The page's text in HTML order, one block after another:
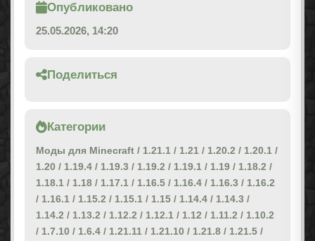
Опубликовано
25.05.2026, 14:20
Поделиться
Категории
Моды для Minecraft / 1.21.1 / 1.21 / 1.20.2 / 1.20.1 /
1.20 / 1.19.4 / 1.19.3 / 1.19.2 / 1.19.1 / 1.19 / 1.18.2 /
1.18.1 / 1.18 / 1.17.1 / 1.16.5 / 1.16.4 / 1.16.3 / 1.16.2
/ 1.16.1 / 1.15.2 / 1.15.1 / 1.15 / 1.14.4 / 1.14.3 /
1.14.2 / 1.13.2 / 1.12.2 / 1.12.1 / 1.12 / 1.11.2 / 1.10.2
/ 1.7.10 / 1.6.4 / 1.21.11 / 1.21.10 / 1.21.8 / 1.21.5 /